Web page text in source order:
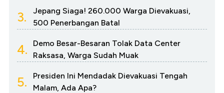
3.
Jepang Siaga! 260.000 Warga Dievakuasi,
500 Penerbangan Batal
4.
Demo Besar-Besaran Tolak Data Center
Raksasa, Warga Sudah Muak
5.
Presiden Ini Mendadak Dievakuasi Tengah
Malam, Ada Apa?